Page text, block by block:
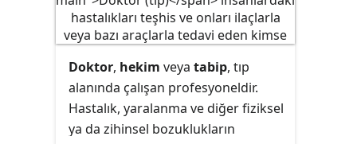
Doktor, hekim veya tabip, tıp
alanında çalışan profesyoneldir.
Hastalık, yaralanma ve diğer fiziksel
ya da zihinsel bozuklukların